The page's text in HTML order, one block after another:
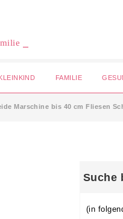
⎯
FAMILIE
Marschine bis 40 cm Fliesen
Suche
(in